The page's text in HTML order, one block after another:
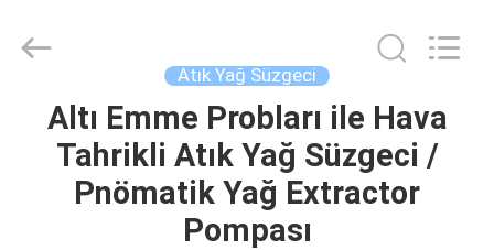
ÜRÜN:%
Atık Yağ Süzgeci
Altı Emme Probları ile Hava
Tahrikli Atık Yağ Süzgeci /
Pnömatik Yağ Extractor
Pompası